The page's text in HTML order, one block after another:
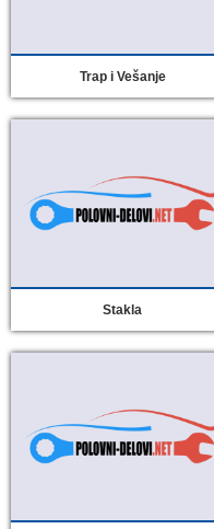
Trap i Vešanje
Stakla